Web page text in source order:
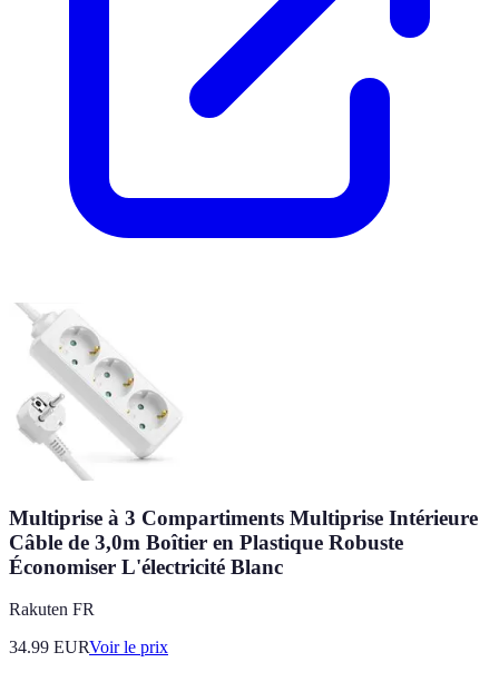
Multiprise à 3 Compartiments Multiprise Intérieure
Câble de 3,0m Boîtier en Plastique Robuste
Économiser L'électricité Blanc
Rakuten FR
34.99 EURVoir le prix